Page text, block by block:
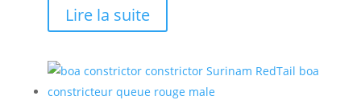
Lire la suite